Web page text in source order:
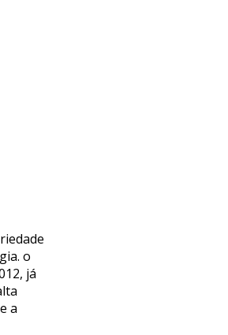
o
já
a